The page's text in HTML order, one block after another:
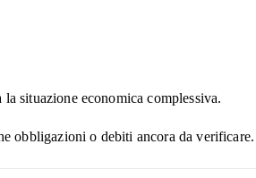
situazione economica complessiva.
obbligazioni o debiti ancora da verificare.